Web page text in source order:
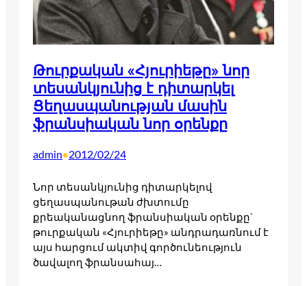
Թուրքական «Հյուրիեթը» նոր
տեսանկյունից է դիտարկել
Ցեղասպանության մասին
ֆրանսիական նոր օրենքը
admin•2012/02/24
Նոր տեսանկյունից դիտարկելով
ցեղասպանութան ժխտումը
քրեականացնող ֆրանսիական օրենքը`
թուրքական «Հյուրիեթը» անդրադառնում է
այս հարցում ակտիվ գործունեություն
ծավալող ֆրանսահայ…